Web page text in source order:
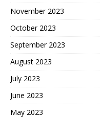
November 2023
October 2023
September 2023
August 2023
July 2023
June 2023
May 2023